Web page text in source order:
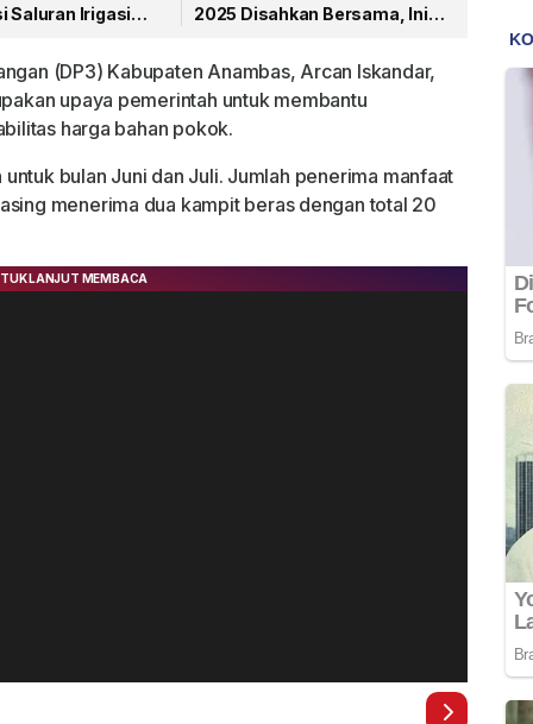
Saluran Irigasi
2025 Disahkan Bersama, Ini
(DP3) Kabupaten Anambas, Arcan Iskandar,
upaya pemerintah untuk membantu
harga bahan pokok.
bulan Juni dan Juli. Jumlah penerima manfaat
menerima dua kampit beras dengan total 20